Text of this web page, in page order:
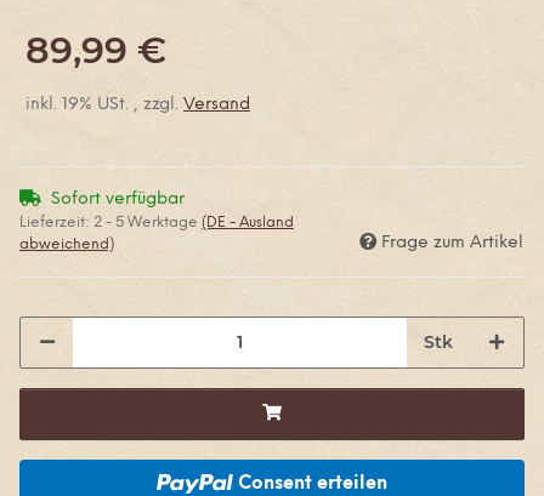
89,99 €
inkl. 19% USt. , zzgl. Versand
Sofort verfügbar
Lieferzeit: 2 - 5 Werktage (DE - Ausland
abweichend)
Frage zum Artikel
Stk
Consent erteilen